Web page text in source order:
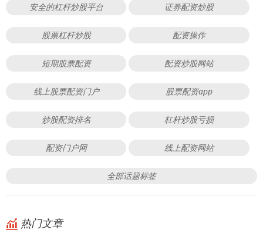
安全的杠杆炒股平台 证券配资炒股
股票杠杆炒股 配资操作
短期股票配资 配资炒股网站
线上股票配资门户 股票配资app
炒股配资排名 杠杆炒股亏损
配资门户网 线上配资网站
全部话题标签
热门文章